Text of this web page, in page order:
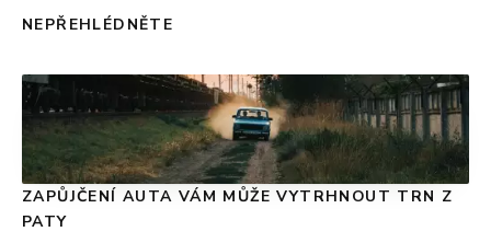
NEPŘEHLÉDNĚTE
ZAPŮJČENÍ AUTA VÁM MŮŽE VYTRHNOUT TRN Z
PATY